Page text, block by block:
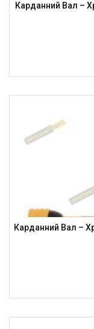
Карданний Вал –
Карданний Вал –